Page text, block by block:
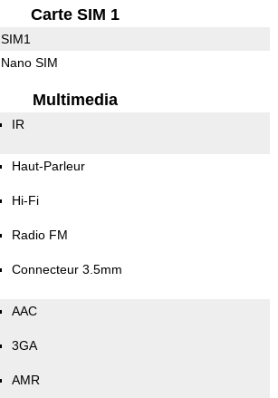
Carte SIM 1
SIM1
Nano SIM
Multimedia
IR
Haut-Parleur
Hi-Fi
Radio FM
Connecteur 3.5mm
AAC
3GA
AMR